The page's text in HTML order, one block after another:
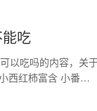
吃
以吃吗的内容，关
西红柿富含 小番…